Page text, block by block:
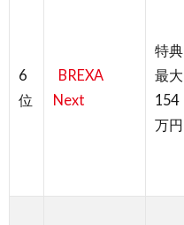
6
位
BREXA
Next
特典
最大
154
万円